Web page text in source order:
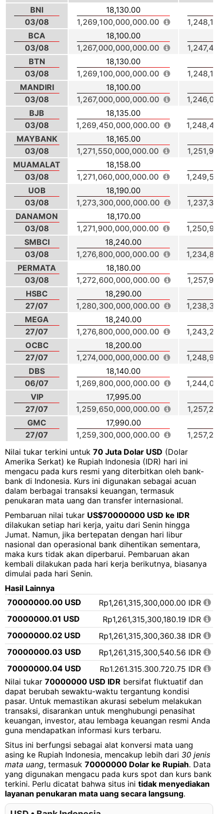
BNI
03/08
18,130.00
1,269,100,000,000.00
BCA
03/08
18,100.00
1,267,000,000,000.00
BTN
03/08
18,130.00
1,269,100,000,000.00
MANDIRI
03/08
18,100.00
1,267,000,000,000.00
BJB
03/08
18,135.00
1,269,450,000,000.00
MAYBANK
03/08
18,165.00
1,271,550,000,000.00
MUAMALAT
03/08
18,158.00
1,271,060,000,000.00
UOB
03/08
18,190.00
1,273,300,000,000.00
DANAMON
03/08
18,170.00
1,271,900,000,000.00
SMBCI
03/08
18,240.00
1,276,800,000,000.00
PERMATA
03/08
18,180.00
1,272,600,000,000.00
HSBC
27/07
18,290.00
1,280,300,000,000.00
MEGA
27/07
18,240.00
1,276,800,000,000.00
OCBC
27/07
18,200.00
1,274,000,000,000.00
DBS
06/07
18,140.00
1,269,800,000,000.00
VIP
27/07
17,995.00
1,259,650,000,000.00
GMC
27/07
17,990.00
1,259,300,000,000.00
Nilai tukar terkini untuk 70 Juta Dolar USD (Dolar
Amerika Serkat) ke Rupiah Indonesia (IDR) hari ini
mengacu pada kurs resmi yang diterbitkan oleh bank-
bank di Indonesia. Kurs ini digunakan sebagai acuan
dalam berbagai transaksi keuangan, termasuk
penukaran mata uang dan transfer internasional.
Pembaruan nilai tukar US$70000000 USD ke IDR
dilakukan setiap hari kerja, yaitu dari Senin hingga
Jumat. Namun, jika bertepatan dengan hari libur
nasional dan operasional bank dihentikan sementara,
maka kurs tidak akan diperbarui. Pembaruan akan
kembali dilakukan pada hari kerja berikutnya, biasanya
dimulai pada hari Senin.
Hasil Lainnya
70000000.00 USD
Rp1,261,315,300,000.00 IDR
70000000.01 USD
Rp1,261,315,300,180.19 IDR
70000000.02 USD
Rp1,261,315,300,360.38 IDR
70000000.03 USD
Rp1,261,315,300,540.56 IDR
70000000.04 USD
Rp1,261,315,300,720.75 IDR
70000000.05 USD
Rp1,261,315,300,900.94 IDR
70000000.06 USD
Rp1,261,315,301,081.13 IDR
70000000.07 USD
Rp1,261,315,301,261.32 IDR
70000000.08 USD
Rp1,261,315,301,441.50 IDR
70000000.09 USD
Rp1,261,315,301,621.69 IDR
70000000.10 USD
Rp1,261,315,301,801.88 IDR
70000000.11 USD
Rp1,261,315,301,982.07 IDR
70000000.12 USD
Rp1,261,315,302,162.25 IDR
Nilai tukar 70000000 USD IDR bersifat fluktuatif dan
dapat berubah sewaktu-waktu tergantung kondisi
pasar. Untuk memastikan akurasi sebelum melakukan
transaksi, disarankan untuk menghubungi penasihat
keuangan, investor, atau lembaga keuangan resmi Anda
guna mendapatkan informasi kurs terbaru.
Situs ini berfungsi sebagai alat konversi mata uang
asing ke Rupiah Indonesia, mencakup lebih dari 30 jenis
mata uang, termasuk 70000000 Dolar ke Rupiah. Data
yang digunakan mengacu pada kurs spot dan kurs bank
terkini. Perlu dicatat bahwa situs ini tidak menyediakan
layanan penukaran mata uang secara langsung.